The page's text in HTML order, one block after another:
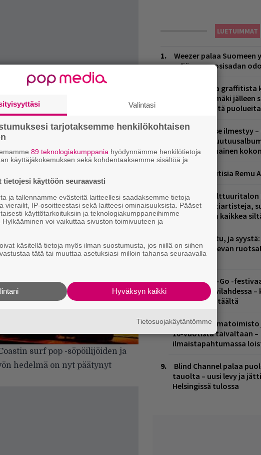
haukkua videon
Näinpä. Katso alta.
surf pop -söpöilijöiden ja
hedelmä on nyt päätynyt
LUETUIMMAT
Weezer palaa Suomeen
neljännesvuosisadan
Laittomasta graffitista
Paavo Arhinmäki jälleen
kädessä – näitä
Huomenna se ilmestyy
A.W. Yrjänän
mammuttimainen
Mainioita uutisia Remu
Helsingin Kulttuuritalon
tarjoaa kulttiartisteja,
osaamista ja kaikkea
Kent mainittu, ja
nosteessa olevan
Suomeen
Jytäkesä Go-Go -
Helsingin Suvilahdessa
kuvagalleria täältä
Mainio ohjelmatoimisto
10-vuotista taivaltaan –
ilmaistapahtumassa
Blind Channel palaa
tauolta – uusi levy ja
Helsingissä tulossa
Valintasi
tarjotaksemme henkilökohtaisen
89 teknologiakumppania hyödynnämme henkilötietoja
käyttäjäkokemuksen sekä kohdentaaksemme sisältöä ja
tietojesi käyttöön seuraavasti
ja tallennamme evästeitä laitteellesi saadaksemme tietoja
vierailit, IP-osoitteestasi sekä laitteesi ominaisuuksista. Pääset
käyttötarkoituksiin ja teknologiakumppaneihimme
voi vaikuttaa sivuston toimivuuteen ja
käsitellä tietoja myös ilman suostumusta, jos niillä on siihen
tätä tai muuttaa asetuksiasi milloin tahansa seuraavalla
Hyväksyn kaikki
Tietosuojakäytäntömme